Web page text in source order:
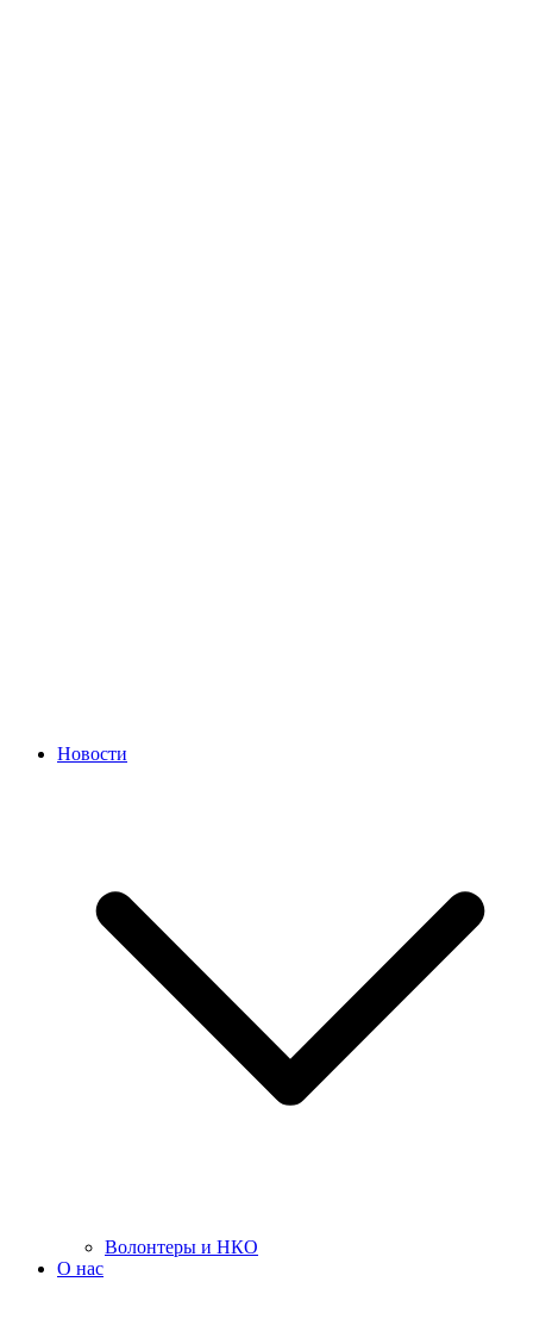
Новости
Волонтеры и НКО
О нас